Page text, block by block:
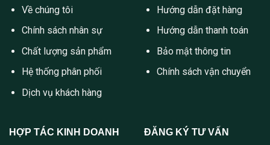
Về chúng tôi
Chính sách nhân sự
Chất lượng sản phẩm
Hệ thống phân phối
Dịch vụ khách hàng
Hướng dẫn đặt hàng
Hướng dẫn thanh toán
Bảo mật thông tin
Chính sách vận chuyển
HỢP TÁC KINH DOANH ĐĂNG KÝ TƯ VẤN